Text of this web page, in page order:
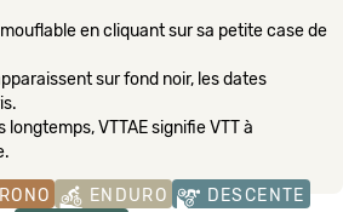
en cliquant sur sa petite case de
sur fond noir, les dates
VTTAE signifie VTT à
ENDURO
DESCENTE